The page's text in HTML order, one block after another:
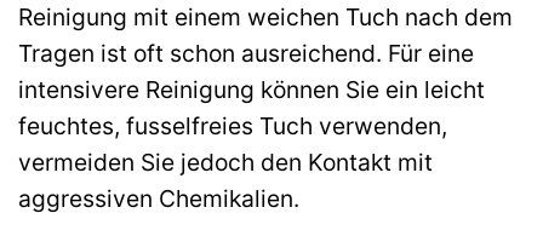
Reinigung mit einem weichen Tuch nach dem
Tragen ist oft schon ausreichend. Für eine
intensivere Reinigung können Sie ein leicht
feuchtes, fusselfreies Tuch verwenden,
vermeiden Sie jedoch den Kontakt mit
aggressiven Chemikalien.